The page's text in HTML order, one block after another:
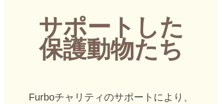
サポートした
保護動物たち
Furboチャリティのサポートにより、